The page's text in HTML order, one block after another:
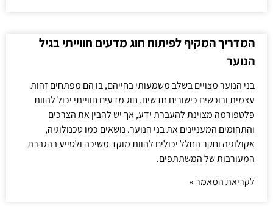
המדריך המקיף לפיתוח חוג מדעים חווייתי בגיל
הנוער
בני הנוער מצויים בשלב משמעותי בחייהם, בו הם מפתחים זהות
עצמית ורוכשים כישורים חדשים. חוג מדעים חווייתי יכול להוות
פלטפורמה מצוינת להעברת ידע, אך יש להבין את הצרכים
והתחומים המעניינים את בני הנוער. נושאים כמו טכנולוגיה,
אקולוגיה וחקר החלל יכולים להוות מוקד משיכה ולסייע בהגברת
המעורבות של המשתתפים.
לקריאת המאמר »